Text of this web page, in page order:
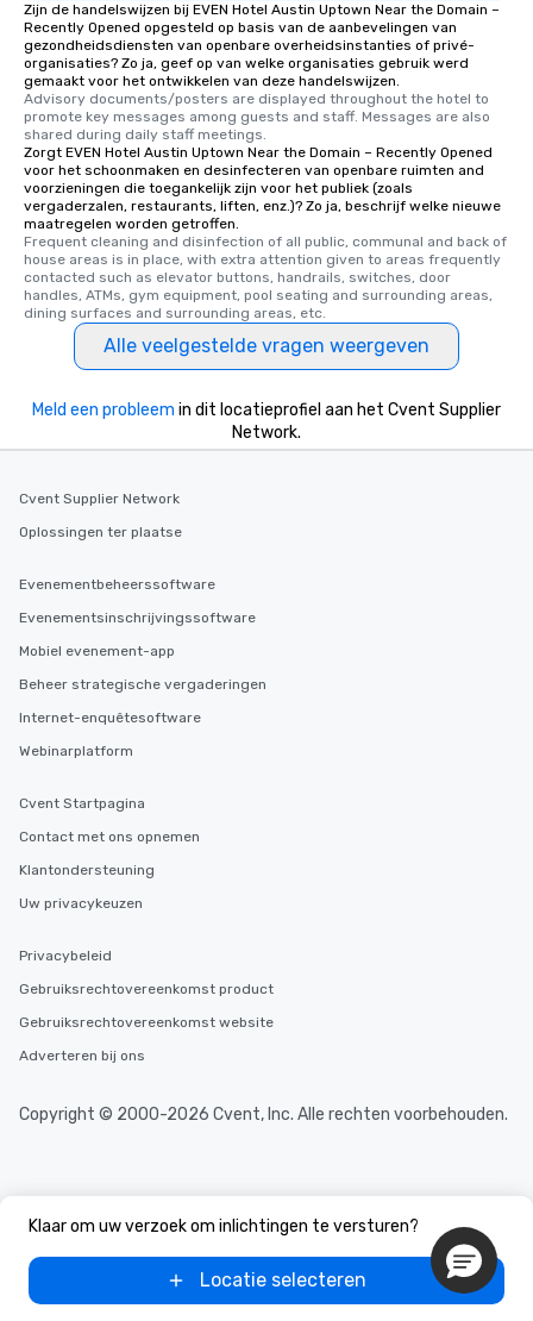
Zijn de handelswijzen bij EVEN Hotel Austin Uptown Near the Domain –
Recently Opened opgesteld op basis van de aanbevelingen van
gezondheidsdiensten van openbare overheidsinstanties of privé-
organisaties? Zo ja, geef op van welke organisaties gebruik werd
gemaakt voor het ontwikkelen van deze handelswijzen.
Advisory documents/posters are displayed throughout the hotel to
promote key messages among guests and staff. Messages are also
shared during daily staff meetings.
Zorgt EVEN Hotel Austin Uptown Near the Domain – Recently Opened
voor het schoonmaken en desinfecteren van openbare ruimten and
voorzieningen die toegankelijk zijn voor het publiek (zoals
vergaderzalen, restaurants, liften, enz.)? Zo ja, beschrijf welke nieuwe
maatregelen worden getroffen.
Frequent cleaning and disinfection of all public, communal and back of
house areas is in place, with extra attention given to areas frequently
contacted such as elevator buttons, handrails, switches, door
handles, ATMs, gym equipment, pool seating and surrounding areas,
dining surfaces and surrounding areas, etc.
Alle veelgestelde vragen weergeven
Klaar om uw verzoek om inlichtingen te versturen?
Locatie selecteren
Meld een probleem in dit locatieprofiel aan het Cvent Supplier
Network.
Cvent Supplier Network
Oplossingen ter plaatse
Evenementbeheerssoftware
Evenementsinschrijvingssoftware
Mobiel evenement-app
Beheer strategische vergaderingen
Internet-enquêtesoftware
Webinarplatform
Cvent Startpagina
Contact met ons opnemen
Klantondersteuning
Uw privacykeuzen
Privacybeleid
Gebruiksrechtovereenkomst product
Gebruiksrechtovereenkomst website
Adverteren bij ons
Copyright © 2000-2026 Cvent, Inc. Alle rechten voorbehouden.